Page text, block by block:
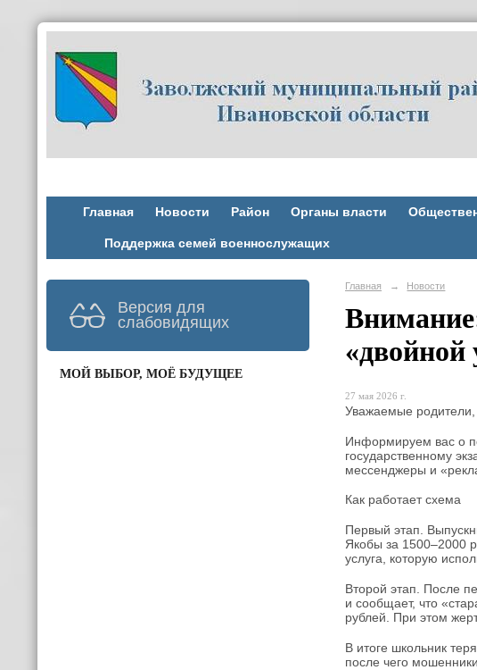
Главная Новости Район Органы власти
Поддержка семей военнослужащих
Версия для
слабовидящих
МОЙ ВЫБОР, МОЁ БУДУЩЕЕ
Главная → Новости
«двойной
27 мая 2026 г.
Уважаемые родители,
Информируем вас о
государственному
мессенджеры и
Как работает схема
Первый этап.
Якобы за 1500–2000
услуга, которую
Второй этап. После
и сообщает, что
рублей. При этом
В итоге школьник
после чего